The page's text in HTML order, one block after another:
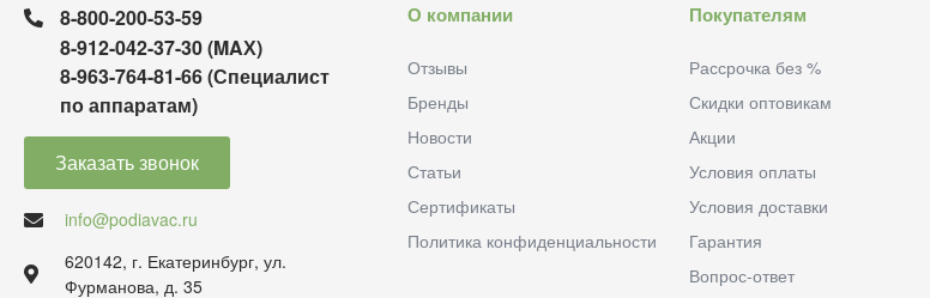
8-800-200-53-59
8-912-042-37-30 (MAХ)
8-963-764-81-66 (Специалист
по аппаратам)
Заказать звонок
info@podiavac.ru
620142, г. Екатеринбург, ул.
Фурманова, д. 35
О компании
Отзывы
Бренды
Новости
Статьи
Сертификаты
Политика конфиденциальности
Покупателям
Рассрочка без %
Скидки оптовикам
Акции
Условия оплаты
Условия доставки
Гарантия
Вопрос-ответ